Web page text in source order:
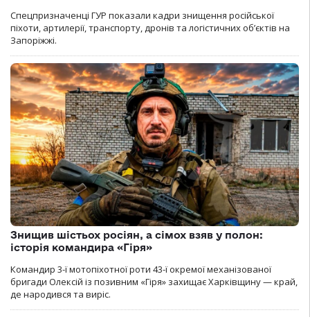
Спецпризначенці ГУР показали кадри знищення російської
піхоти, артилерії, транспорту, дронів та логістичних об’єктів на
Запоріжжі.
Знищив шістьох росіян, а сімох взяв у полон:
історія командира «Гіря»
Командир 3-ї мотопіхотної роти 43-ї окремої механізованої
бригади Олексій із позивним «Гіря» захищає Харківщину — край,
де народився та виріс.